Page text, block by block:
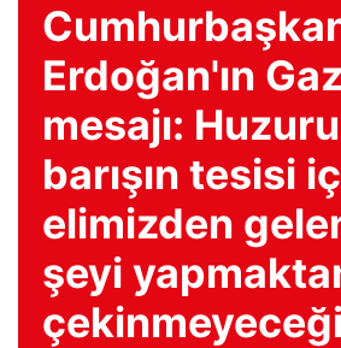
Erdoğan'ın
mesajı:
barışın tesisi
elimizden
şeyi